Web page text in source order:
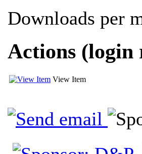
Downloads per
Actions (login
View Item